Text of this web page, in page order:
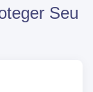
Seu